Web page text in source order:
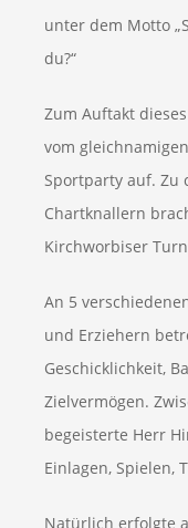
unter dem Motto
du?“
Zum Auftakt
vom
Sportparty auf. Zu
Chartknallern
Kirchworbiser
An 5
und Erziehern
Geschicklichkeit,
Zielvermögen.
begeisterte Herr
Einlagen, Spielen,
Natürlich erfolgte